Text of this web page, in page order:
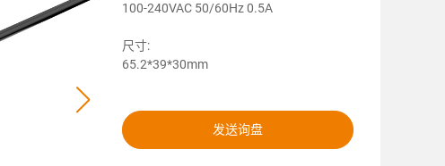
100-240VAC 50/60Hz 0.5A
尺寸:
65.2*39*30mm
发送询盘